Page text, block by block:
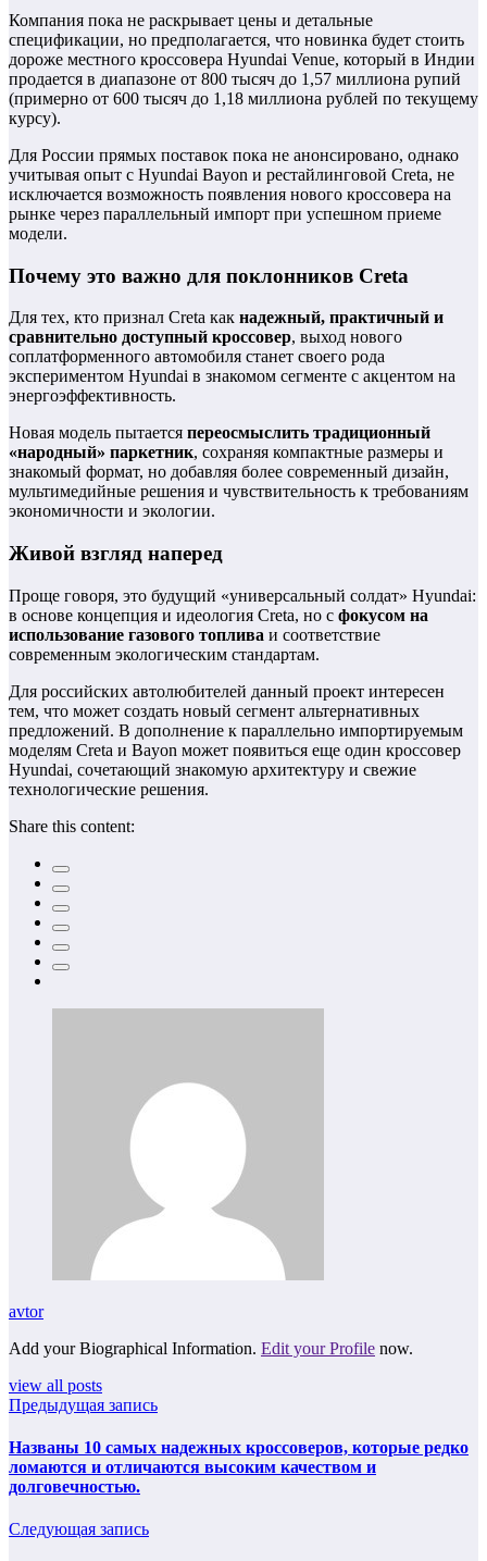
Компания пока не раскрывает цены и детальные
спецификации, но предполагается, что новинка будет стоить
дороже местного кроссовера Hyundai Venue, который в Индии
продается в диапазоне от 800 тысяч до 1,57 миллиона рупий
(примерно от 600 тысяч до 1,18 миллиона рублей по текущему
курсу).
Для России прямых поставок пока не анонсировано, однако
учитывая опыт с Hyundai Bayon и рестайлинговой Creta, не
исключается возможность появления нового кроссовера на
рынке через параллельный импорт при успешном приеме
модели.
Почему это важно для поклонников Creta
Для тех, кто признал Creta как надежный, практичный и
сравнительно доступный кроссовер, выход нового
соплатформенного автомобиля станет своего рода
экспериментом Hyundai в знакомом сегменте с акцентом на
энергоэффективность.
Новая модель пытается переосмыслить традиционный
«народный» паркетник, сохраняя компактные размеры и
знакомый формат, но добавляя более современный дизайн,
мультимедийные решения и чувствительность к требованиям
экономичности и экологии.
Живой взгляд наперед
Проще говоря, это будущий «универсальный солдат» Hyundai:
в основе концепция и идеология Creta, но с фокусом на
использование газового топлива и соответствие
современным экологическим стандартам.
Для российских автолюбителей данный проект интересен
тем, что может создать новый сегмент альтернативных
предложений. В дополнение к параллельно импортируемым
моделям Creta и Bayon может появиться еще один кроссовер
Hyundai, сочетающий знакомую архитектуру и свежие
технологические решения.
Share this content:
avtor
Add your Biographical Information. Edit your Profile now.
view all posts
Предыдущая запись
Названы 10 самых надежных кроссоверов, которые редко
ломаются и отличаются высоким качеством и
долговечностью.
Следующая запись